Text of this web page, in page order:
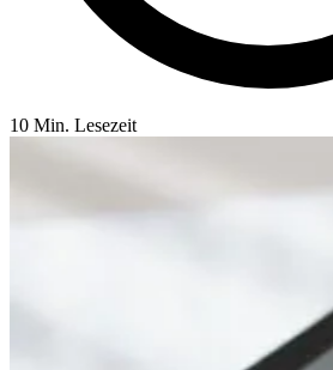
10 Min. Lesezeit